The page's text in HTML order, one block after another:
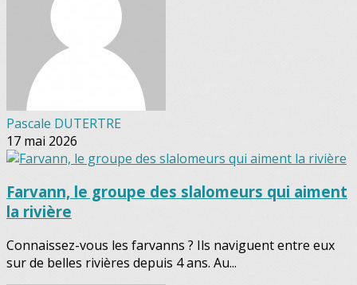
Pascale DUTERTRE
17 mai 2026
Farvann, le groupe des slalomeurs qui aiment
la rivière
Connaissez-vous les farvanns ? Ils naviguent entre eux
sur de belles rivières depuis 4 ans. Au...